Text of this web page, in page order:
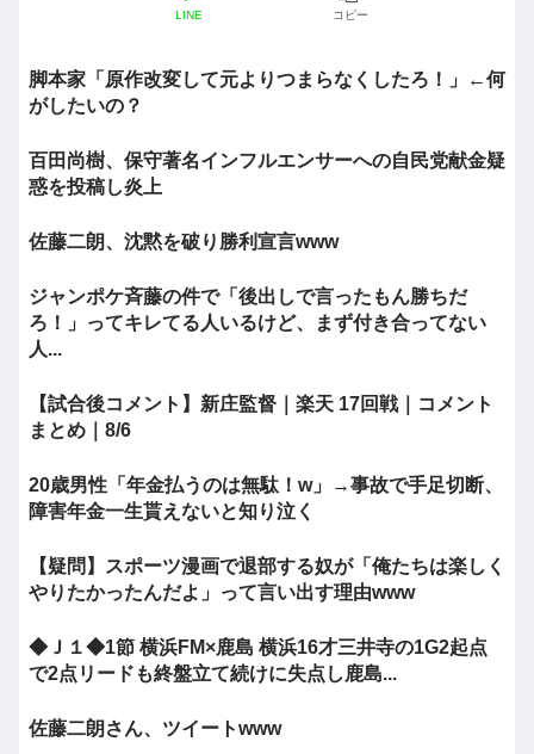
LINE コピー
脚本家「原作改変して元よりつまらなくしたろ！」←何
がしたいの？
百田尚樹、保守著名インフルエンサーへの自民党献金疑
惑を投稿し炎上
佐藤二朗、沈黙を破り勝利宣言www
ジャンポケ斉藤の件で「後出しで言ったもん勝ちだ
ろ！」ってキレてる人いるけど、まず付き合ってない
人...
【試合後コメント】新庄監督｜楽天 17回戦｜コメント
まとめ｜8/6
20歳男性「年金払うのは無駄！w」→事故で手足切断、
障害年金一生貰えないと知り泣く
【疑問】スポーツ漫画で退部する奴が「俺たちは楽しく
やりたかったんだよ」って言い出す理由www
◆Ｊ１◆1節 横浜FM×鹿島 横浜16才三井寺の1G2起点
で2点リードも終盤立て続けに失点し鹿島...
佐藤二朗さん、ツイートwww